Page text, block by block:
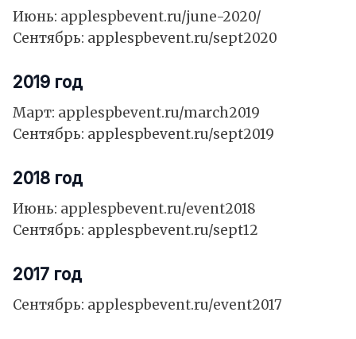
Июнь: applespbevent.ru/june-2020/
Сентябрь: applespbevent.ru/sept2020
2019 год
Март: applespbevent.ru/march2019
Сентябрь: applespbevent.ru/sept2019
2018 год
Июнь: applespbevent.ru/event2018
Сентябрь: applespbevent.ru/sept12
2017 год
Сентябрь: applespbevent.ru/event2017